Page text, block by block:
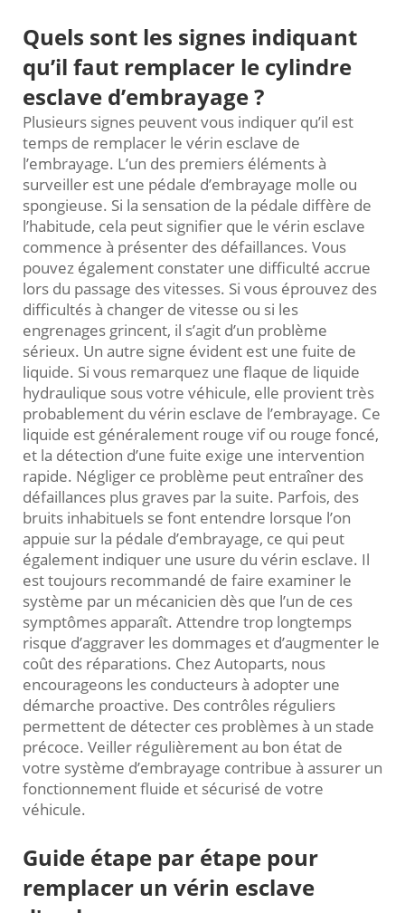
Quels sont les signes indiquant
qu’il faut remplacer le cylindre
esclave d’embrayage ?
Plusieurs signes peuvent vous indiquer qu’il est
temps de remplacer le vérin esclave de
l’embrayage. L’un des premiers éléments à
surveiller est une pédale d’embrayage molle ou
spongieuse. Si la sensation de la pédale diffère de
l’habitude, cela peut signifier que le vérin esclave
commence à présenter des défaillances. Vous
pouvez également constater une difficulté accrue
lors du passage des vitesses. Si vous éprouvez des
difficultés à changer de vitesse ou si les
engrenages grincent, il s’agit d’un problème
sérieux. Un autre signe évident est une fuite de
liquide. Si vous remarquez une flaque de liquide
hydraulique sous votre véhicule, elle provient très
probablement du vérin esclave de l’embrayage. Ce
liquide est généralement rouge vif ou rouge foncé,
et la détection d’une fuite exige une intervention
rapide. Négliger ce problème peut entraîner des
défaillances plus graves par la suite. Parfois, des
bruits inhabituels se font entendre lorsque l’on
appuie sur la pédale d’embrayage, ce qui peut
également indiquer une usure du vérin esclave. Il
est toujours recommandé de faire examiner le
système par un mécanicien dès que l’un de ces
symptômes apparaît. Attendre trop longtemps
risque d’aggraver les dommages et d’augmenter le
coût des réparations. Chez Autoparts, nous
encourageons les conducteurs à adopter une
démarche proactive. Des contrôles réguliers
permettent de détecter ces problèmes à un stade
précoce. Veiller régulièrement au bon état de
votre système d’embrayage contribue à assurer un
fonctionnement fluide et sécurisé de votre
véhicule.
Guide étape par étape pour
remplacer un vérin esclave